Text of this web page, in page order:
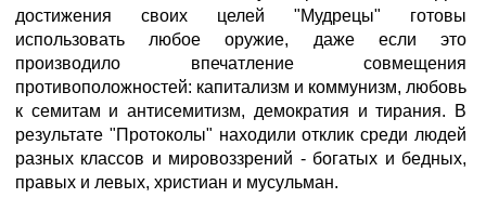
достижения своих целей "Мудрецы" готовы
использовать любое оружие, даже если это
производило впечатление совмещения
противоположностей: капитализм и коммунизм, любовь
к семитам и антисемитизм, демократия и тирания. В
результате "Протоколы" находили отклик среди людей
разных классов и мировоззрений - богатых и бедных,
правых и левых, христиан и мусульман.